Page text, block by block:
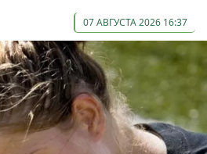
07 АВГУСТА 2026 16:37